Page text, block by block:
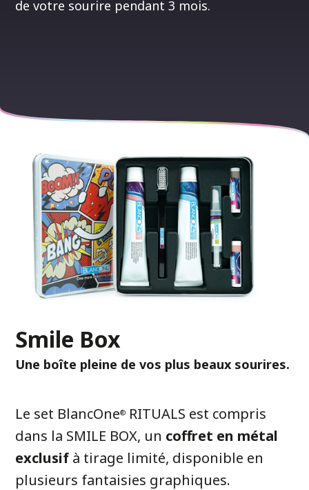
de votre sourire pendant 3 mois.
Smile Box
Une boîte pleine de vos plus beaux sourires.
Le set BlancOne® RITUALS est compris
dans la SMILE BOX, un coffret en métal
exclusif à tirage limité, disponible en
plusieurs fantaisies graphiques.